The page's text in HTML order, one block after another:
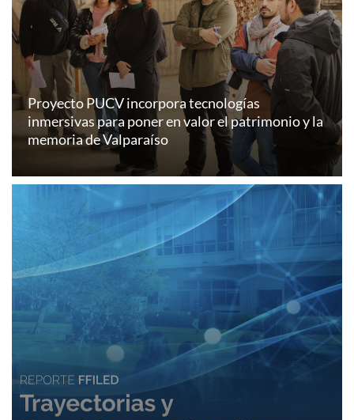
Proyecto PUCV incorpora tecnologías
inmersivas para poner en valor el patrimonio y la
memoria de Valparaíso